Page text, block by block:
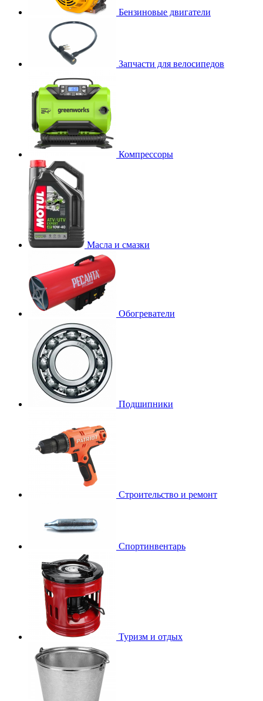
Бензиновые двигатели
Запчасти для велосипедов
Компрессоры
Масла и смазки
Обогреватели
Подшипники
Строительство и ремонт
Спортинвентарь
Туризм и отдых